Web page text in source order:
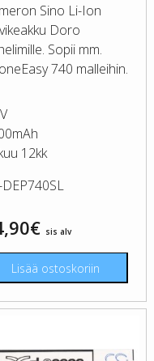
Sino Li-Ion
Doro
Sopii mm.
740 malleihin.
12kk
DEP740SL
€ sis alv
Lisää ostoskoriin